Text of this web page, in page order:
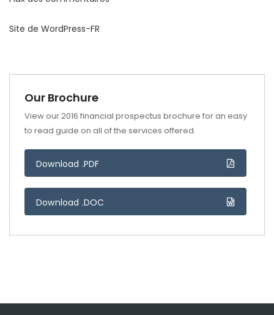
Site de WordPress-FR
Our Brochure
View our 2016 financial prospectus brochure for an easy
to read guide on all of the services offered.
Download .PDF
Download .DOC